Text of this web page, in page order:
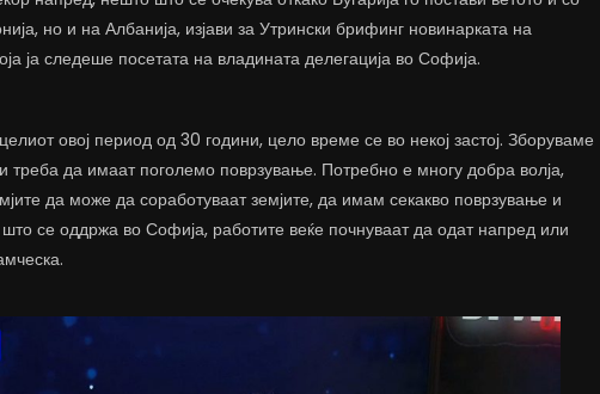
но и на Албанија, изјави за Утрински брифинг новинарката на
ја следеше посетата на владината делегација во Софија.
овој период од 30 години, цело време се во некој застој. Зборуваме
треба да имаат поголемо поврзување. Потребно е многу добра волја,
да може да соработуваат земјите, да имам секакво поврзување и
се оддржа во Софија, работите веќе почнуваат да одат напред или